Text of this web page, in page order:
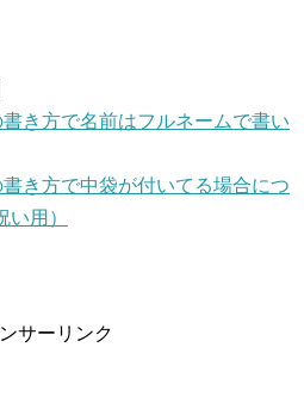
き方で名前はフルネームで書い
き方で中袋が付いてる場合につ
用）
サーリンク